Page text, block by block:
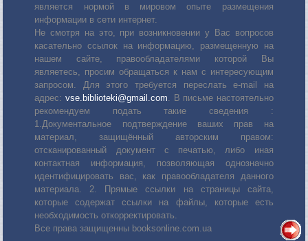
является нормой в мировом опыте размещения
информации в сети интернет.
Не смотря на это, при возникновении у Вас вопросов
касательно ссылок на информацию, размещенную на
нашем сайте, правообладателями которой Вы
являетесь, просим обращаться к нам с интересующим
запросом. Для этого требуется переслать е-mail на
адрес: vse.biblioteki@gmail.com . В письме настоятельно
рекомендуем подать такие сведения :
1.Документальное подтверждение ваших прав на
материал, защищённый авторским правом:
отсканированный документ с печатью, либо иная
контактная информация, позволяющая однозначно
идентифицировать вас, как правообладателя данного
материала. 2. Прямые ссылки на страницы сайта,
которые содержат ссылки на файлы, которые есть
необходимость откорректировать.
Все права защищенны booksonline.com.ua